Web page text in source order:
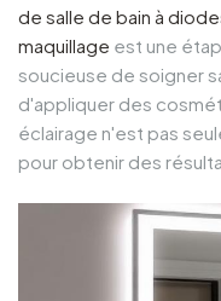
de salle de bain à
maquillage est une
soucieuse de soigner
d'appliquer des
éclairage n'est pas
pour obtenir des